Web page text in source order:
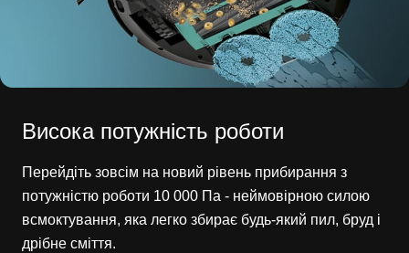
Висока потужність роботи
Перейдіть зовсім на новий рівень прибирання з
потужністю роботи 10 000 Па - неймовірною силою
всмоктування, яка легко збирає будь-який пил, бруд і
дрібне сміття.